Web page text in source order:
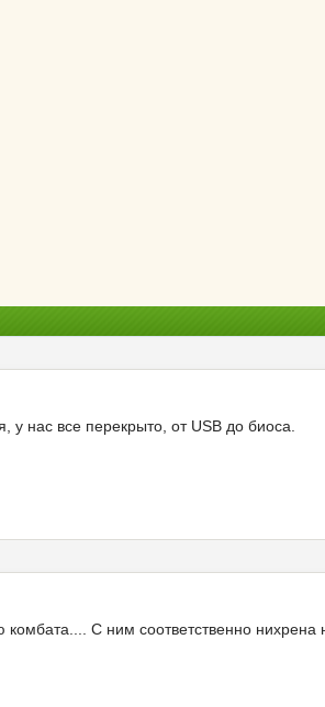
у нас все перекрыто, от USB до биоса.
С ним соответственно